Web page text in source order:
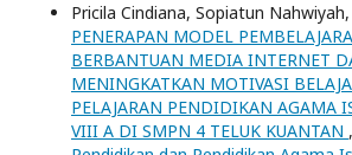
Pricila Cindiana, Sopiatun
PENERAPAN MODEL
BERBANTUAN MEDIA INTERNET
MENINGKATKAN MOTIVASI
PELAJARAN PENDIDIKAN AGAMA
VIII A DI SMPN 4 TELUK KUANTAN ,